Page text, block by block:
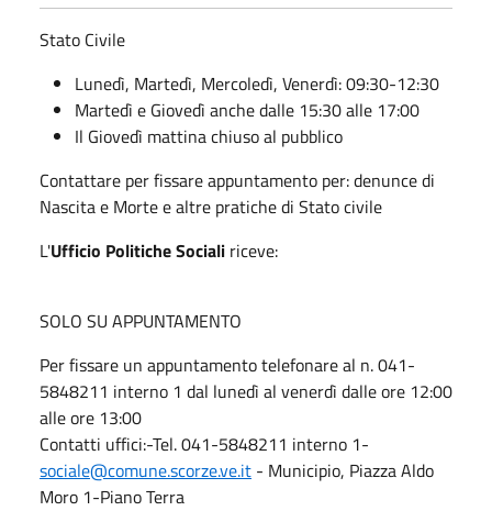
Stato Civile
Lunedì, Martedì, Mercoledì, Venerdì: 09:30-12:30
Martedì e Giovedì anche dalle 15:30 alle 17:00
Il Giovedì mattina chiuso al pubblico
Contattare per fissare appuntamento per: denunce di
Nascita e Morte e altre pratiche di Stato civile
L'Ufficio Politiche Sociali riceve:
SOLO SU APPUNTAMENTO
Per fissare un appuntamento telefonare al n. 041-
5848211 interno 1 dal lunedì al venerdì dalle ore 12:00
alle ore 13:00
Contatti uffici:-Tel. 041-5848211 interno 1-
sociale@comune.scorze.ve.it - Municipio, Piazza Aldo
Moro 1-Piano Terra